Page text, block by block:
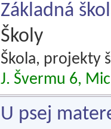
Základná
Školy
Škola, projekty
J. Švermu 6,
U psej